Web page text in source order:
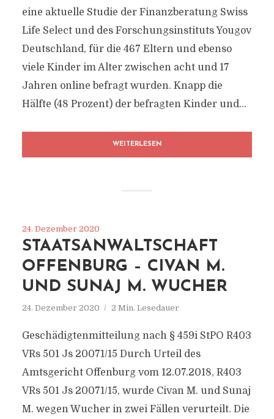
eine aktuelle Studie der Finanzberatung Swiss
Life Select und des Forschungsinstituts Yougov
Deutschland, für die 467 Eltern und ebenso
viele Kinder im Alter zwischen acht und 17
Jahren online befragt wurden. Knapp die
Hälfte (48 Prozent) der befragten Kinder und...
WEITERLESEN
24. Dezember 2020
STAATSANWALTSCHAFT
OFFENBURG – CIVAN M.
UND SUNAJ M. WUCHER
24. Dezember 2020 2 Min. Lesedauer
Geschädigtenmitteilung nach § 459i StPO R403
VRs 501 Js 20071/​15 Durch Urteil des
Amtsgericht Offenburg vom 12.07.2018, R403
VRs 501 Js 20071/​15, wurde Civan M. und Sunaj
M. wegen Wucher in zwei Fällen verurteilt. Die